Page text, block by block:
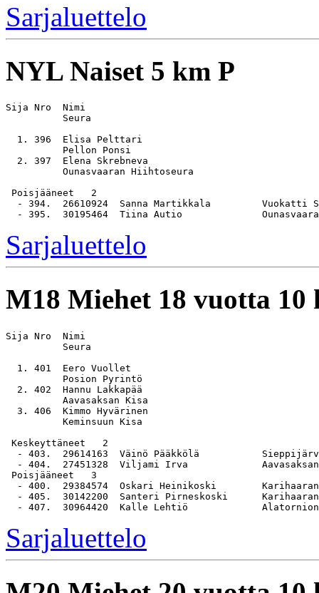
Sarjaluettelo
NYLNaiset 5 km P
Sija Nro  Nimi
          Seura
1. 396  Elisa Pelttari
          Pellon Ponsi
2. 397  Elena Skrebneva
          Ounasvaaran Hiihtoseura
Poisjääneet   2
- 394.  26610924  Sanna Martikkala         Vuokatti
Sarjaluettelo
M18 Miehet 18 vuotta 10
Sija Nro  Nimi
          Seura
1. 401  Eero Vuollet
          Posion Pyrintö
2. 402  Hannu Lakkapää
          Aavasaksan Kisa
3. 406  Kimmo Hyvärinen
          Keminsuun Kisa
Keskeyttäneet   2
- 403.  29614163  Väinö Pääkkölä
- 404.  27451328  Viljami Irva
Poisjääneet   3
- 400.  29384574  Oskari Heinikoski
- 405.  30142200  Santeri Pirneskoski
Sarjaluettelo